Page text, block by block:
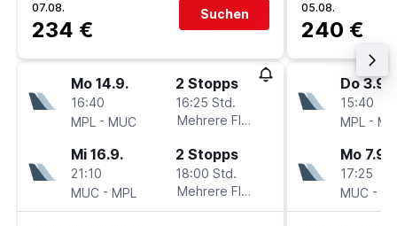
07.08.
234 €
Suchen
Mo 14.9.
16:40
MPL - MUC
2 Stopps
16:25 Std.
Mehrere Fluglinien
Mi 16.9.
21:10
MUC - MPL
2 Stopps
18:00 Std.
Mehrere Fluglinien
05.08.
240 €
Do 3.9.
15:40
MPL -
Mo 7.9.
17:25
MUC -